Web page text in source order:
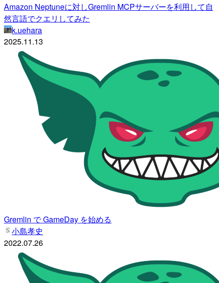
Amazon Neptuneに対しGremlin MCPサーバーを利用して自
然言語でクエリしてみた
k.uehara
2025.11.13
Gremlin で GameDay を始める
小島孝史
2022.07.26